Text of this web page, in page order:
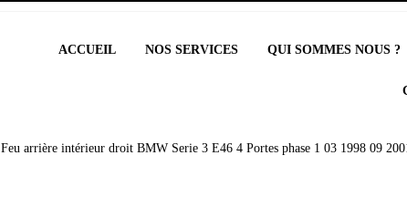
ACCUEIL NOS SERVICES QUI SOMMES NOUS ?
Feu arrière intérieur droit BMW Serie 3 E46 4 Portes phase 1 03 1998 09